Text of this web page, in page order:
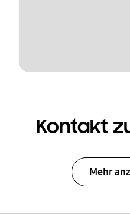
Kontakt
Mehr